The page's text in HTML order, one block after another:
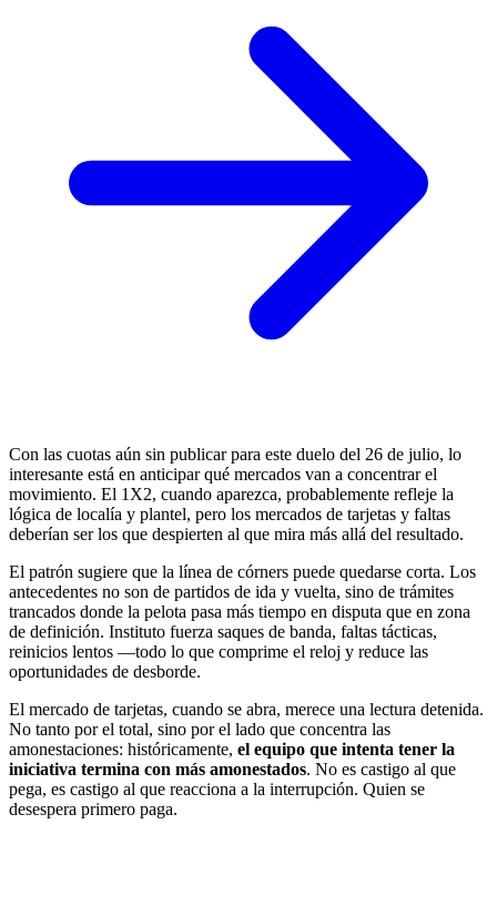
Con las cuotas aún sin publicar para este duelo del 26 de julio, lo
interesante está en anticipar qué mercados van a concentrar el
movimiento. El 1X2, cuando aparezca, probablemente refleje la
lógica de localía y plantel, pero los mercados de tarjetas y faltas
deberían ser los que despierten al que mira más allá del resultado.
El patrón sugiere que la línea de córners puede quedarse corta. Los
antecedentes no son de partidos de ida y vuelta, sino de trámites
trancados donde la pelota pasa más tiempo en disputa que en zona
de definición. Instituto fuerza saques de banda, faltas tácticas,
reinicios lentos —todo lo que comprime el reloj y reduce las
oportunidades de desborde.
El mercado de tarjetas, cuando se abra, merece una lectura detenida.
No tanto por el total, sino por el lado que concentra las
amonestaciones: históricamente, el equipo que intenta tener la
iniciativa termina con más amonestados. No es castigo al que
pega, es castigo al que reacciona a la interrupción. Quien se
desespera primero paga.